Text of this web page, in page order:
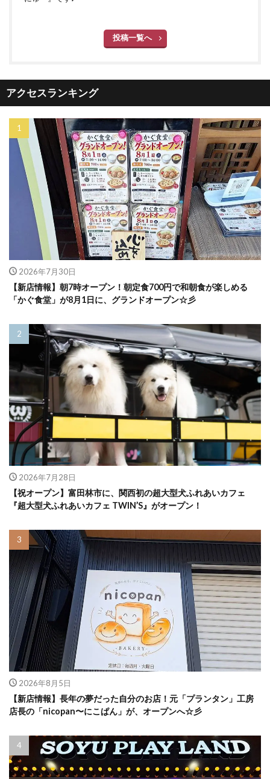
投稿一覧へ
アクセスランキング
2026年7月30日
【新店情報】朝7時オープン！朝定食700円で和朝食が楽しめる
「かぐ食堂」が8月1日に、グランドオープン☆彡
2026年7月28日
【祝オープン】富田林市に、関西初の超大型犬ふれあいカフェ
『超大型犬ふれあいカフェ TWIN’S』がオープン！
2026年8月5日
【新店情報】長年の夢だった自分のお店！元「プランタン」工房
店長の「nicopan〜にこぱん」が、オープンへ☆彡